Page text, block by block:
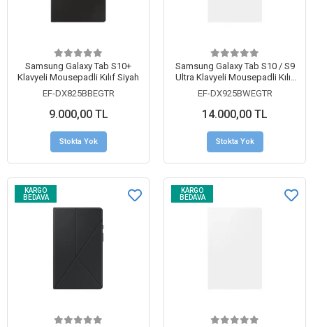
Samsung Galaxy Tab S10+
Klavyeli Mousepadli Kılıf Siyah
EF-DX825BBEGTR
9.000,00 TL
Stokta Yok
Samsung Galaxy Tab S10 / S9
Ultra Klavyeli Mousepadli Kılıf
Beyaz
EF-DX925BWEGTR
14.000,00 TL
Stokta Yok
KARGO
BEDAVA
KARGO
BEDAVA